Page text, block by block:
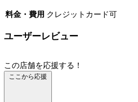
料金・費用 クレジットカード可
ユーザーレビュー
この店舗を応援する！
ここから応援